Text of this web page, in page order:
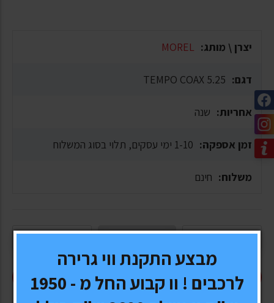
יצרן \ מותג: MOREL
דגם: TEMPO COAX 5.25
אחריות: שנה
זמן אספקה: 1-10 ימי עסקים, תלוי בסוג המשלוח
משלוח: חינם
הוסף לעגלה
מבצע התקנת ווי גרירה
לרכבים ! וו קבוע החל מ - 1950